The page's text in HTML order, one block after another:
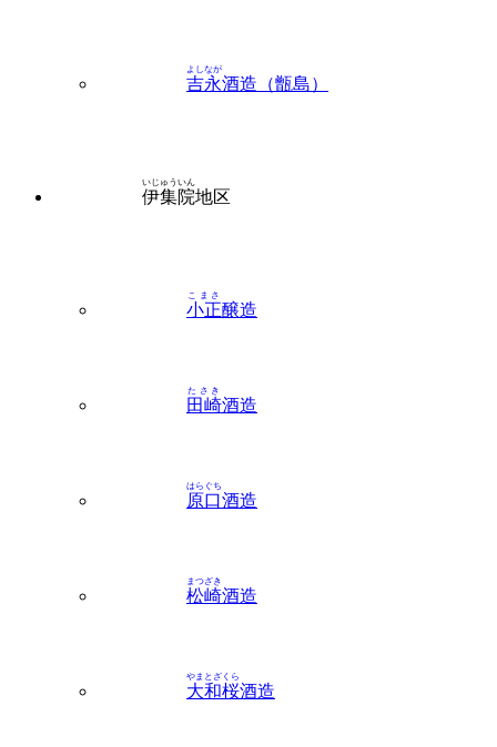
吉永
よしなが
酒造（甑島）
伊集院
いじゅういん
地区
小正
こまさ
醸造
田崎
たさき
酒造
原口
はらぐち
酒造
松崎
まつざき
酒造
大和桜
やまとざくら
酒造